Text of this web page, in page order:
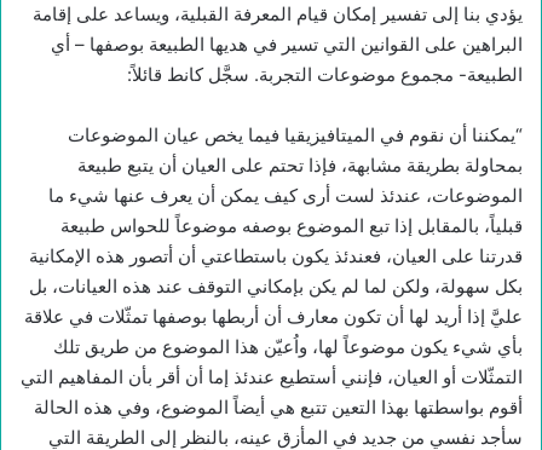
يؤدي بنا إلى تفسير إمكان قيام المعرفة القبلية، ويساعد على إقامة
البراهين على القوانين التي تسير في هديها الطبيعة بوصفها – أي
الطبيعة- مجموع موضوعات التجربة. سجَّل كانط قائلاً:
“يمكننا أن نقوم في الميتافيزيقيا فيما يخص عيان الموضوعات
بمحاولة بطريقة مشابهة، فإذا تحتم على العيان أن يتبع طبيعة
الموضوعات، عندئذ لست أرى كيف يمكن أن يعرف عنها شيء ما
قبلياً، بالمقابل إذا تبع الموضوع بوصفه موضوعاً للحواس طبيعة
قدرتنا على العيان، فعندئذ يكون باستطاعتي أن أتصور هذه الإمكانية
بكل سهولة، ولكن لما لم يكن بإمكاني التوقف عند هذه العيانات، بل
عليَّ إذا أريد لها أن تكون معارف أن أربطها بوصفها تمثّلات في علاقة
بأي شيء يكون موضوعاً لها، واُعيّن هذا الموضوع من طريق تلك
التمثّلات أو العيان، فإنني أستطيع عندئذ إما أن أقر بأن المفاهيم التي
أقوم بواسطتها بهذا التعين تتبع هي أيضاً الموضوع، وفي هذه الحالة
سأجد نفسي من جديد في المأزق عينه، بالنظر إلى الطريقة التي